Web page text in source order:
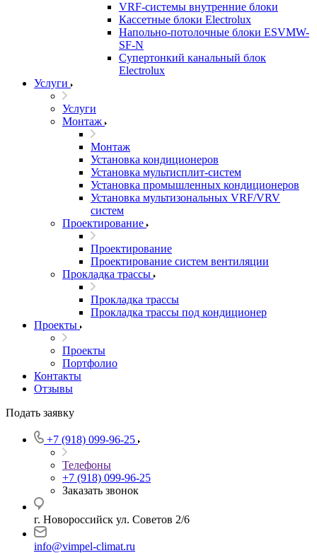
VRF-системы внутренние блоки
Кассетные блоки Electrolux
Напольно-потолочные блоки ESVMW-
SF-N
Супертонкий канальный блок
Electrolux
Услуги
Услуги
Монтаж
Монтаж
Установка кондиционеров
Установка мультисплит-систем
Установка промышленных кондиционеров
Установка мультизональных VRF/VRV
систем
Проектирование
Проектирование
Проектирование систем вентиляции
Прокладка трассы
Прокладка трассы
Прокладка трассы под кондиционер
Проекты
Проекты
Портфолио
Контакты
Отзывы
Подать заявку
+7 (918) 099-96-25
Телефоны
+7 (918) 099-96-25
Заказать звонок
г. Новороссийск ул. Советов 2/6
info@vimpel-climat.ru